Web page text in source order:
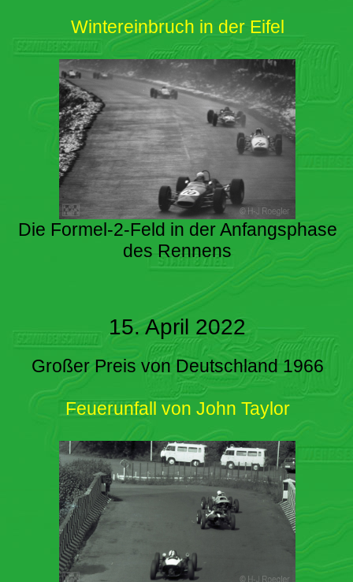
Wintereinbruch in der Eifel
Die Formel-2-Feld in der Anfangsphase
des Rennens
15. April 2022
Großer Preis von Deutschland 1966
Feuerunfall von John Taylor